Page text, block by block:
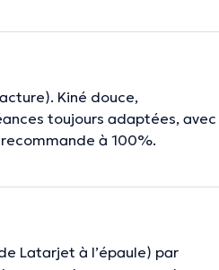
Kiné douce,
toujours adaptées, avec
à 100%.
Latarjet à l’épaule) par